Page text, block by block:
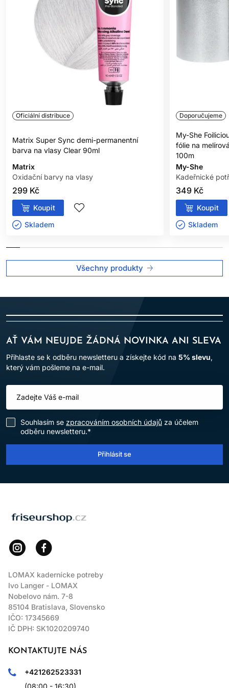
**Bez složek živočišného původu nebo odvozených vedlejších
produktů.
Oficiální distribuce
Matrix Super Sync demi-permanentní
barva na vlasy Clear 90ml
Matrix
Oxidační barvy na vlasy
299 Kč
Koupit
Skladem ㅤ
Doporučujeme
My-She
fólie na
100m
My-She
Kadeřnické
349 Kč
Koupit
Skladem ㅤ
Všechny produkty
AŤ VÁM NEUJDE ŽÁDNÁ NOVINKA ANI SLEVA
Přihlaste se k odběru newsletteru a získejte kód na 5% slevu,
který vám pošleme na e-mail.
Souhlasím se zpracováním osobních údajů za účelem
odběru newsletteru.*
Přihlásit se
LOMAX kadernícke potreby
Ivo Langer - LOMAX
Nobelovo nám. 7-8
85104 Bratislava, Slovensko
IČO: 17345669
IČ DPH: SK1020209740
KONTAKTUJTE NÁS
+421262523331
(08:00 - 16:30)